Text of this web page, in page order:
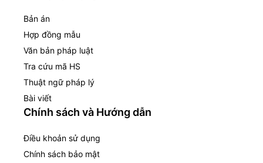
Bản án
Hợp đồng mẫu
Văn bản pháp luật
Tra cứu mã HS
Thuật ngữ pháp lý
Bài viết
Chính sách và Hướng dẫn
Điều khoản sử dụng
Chính sách bảo mật